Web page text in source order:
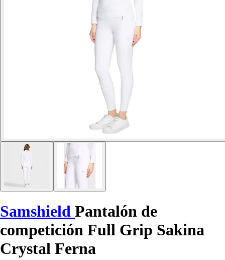
Samshield Pantalón de
competición Full Grip Sakina
Crystal Ferna